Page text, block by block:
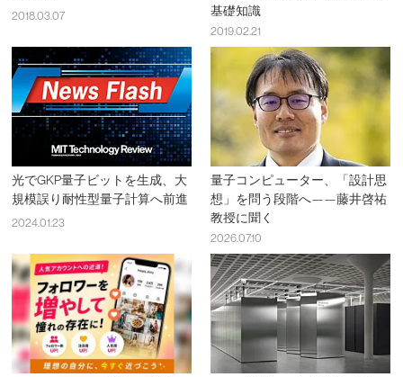
2018.03.07
基礎知識
2019.02.21
光でGKP量子ビットを生成、大
規模誤り耐性型量子計算へ前進
2024.01.23
量子コンピューター、「設計思
想」を問う段階へ——藤井啓祐
教授に聞く
2026.07.10